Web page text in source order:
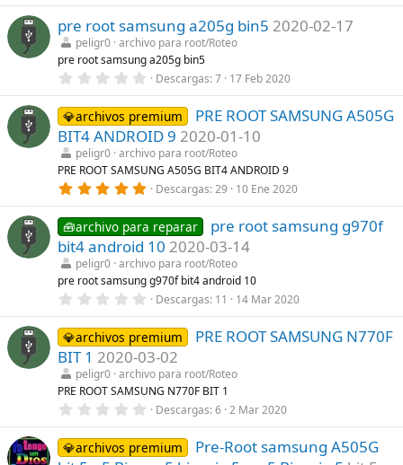
l
l
a
(
s
0
0
e
s
t
r
l
l
a
(
s
)
pre root samsung a205g bin5 2020-02-17
peligr0 archivo para root/Roteo
pre root samsung a205g bin5
0
0
0
e
s
t
r
e
l
l
a
(
s
Descargas 7 17 Feb 2020
💎archivos premium
PRE ROOT SAMSUNG A505G
BIT4 ANDROID 9 2020-01-10
peligr0 archivo para root/Roteo
PRE ROOT SAMSUNG A505G BIT4 ANDROID 9
5
0
0
e
s
t
r
e
l
a
(
s
)
Descargas 29 10 Ene 2020
🧰archivo para reparar
pre root samsung g970f
bit4 android 10 2020-03-14
peligr0 archivo para root/Roteo
pre root samsung g970f bit4 android 10
0
0
0
e
s
t
r
e
l
a
(
s
Descargas 11 14 Mar 2020
💎archivos premium
PRE ROOT SAMSUNG N770F
BIT 1 2020-03-02
peligr0 archivo para root/Roteo
PRE ROOT SAMSUNG N770F BIT 1
0
0
0
e
Descargas 6 2 Mar 2020
💎archivos premium
Pre-Root samsung A505G